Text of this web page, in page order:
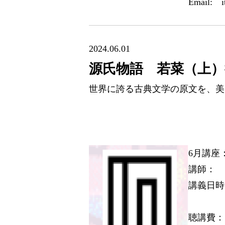
Email:
2024.06.01
源氏物語 若菜（上
世界に誇る古典文学の原文を、
6月講
講師
講義日
聴講費